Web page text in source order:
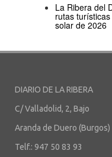
La Ribera del
rutas
solar de 2026
DIARIO DE LA RIBERA
C/ Valladolid, 2, Bajo
Aranda de Duero (Burgos)
Telf.: 947 50 83 93